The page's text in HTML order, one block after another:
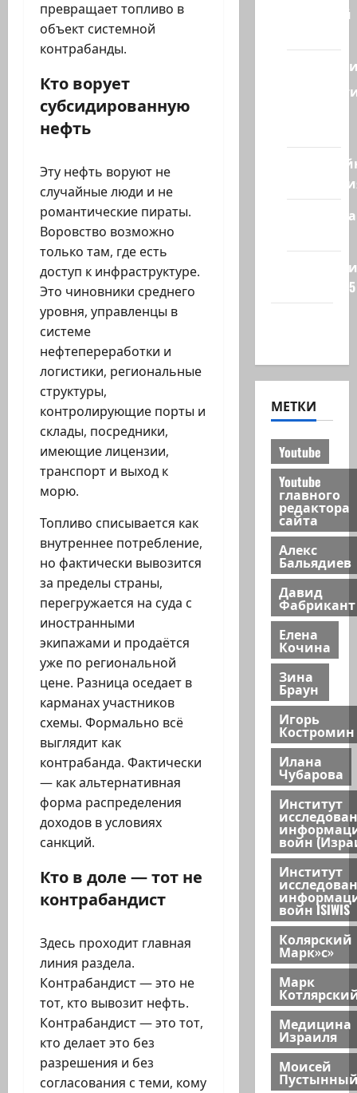
превращает топливо в
объект системной
контрабанды.
Кто ворует
субсидированную
нефть
Эту нефть воруют не
случайные люди и не
романтические пираты.
Воровство возможно
только там, где есть
доступ к инфраструктуре.
Это чиновники среднего
уровня, управленцы в
системе
нефтепереработки и
логистики, региональные
структуры,
контролирующие порты и
склады, посредники,
имеющие лицензии,
транспорт и выход к
морю.
Топливо списывается как
внутреннее потребление,
но фактически вывозится
за пределы страны,
перегружается на суда с
иностранными
экипажами и продаётся
уже по региональной
цене. Разница оседает в
карманах участников
схемы. Формально всё
выглядит как
контрабанда. Фактически
— как альтернативная
форма распределения
доходов в условиях
санкций.
Кто в доле — тот не
контрабандист
Здесь проходит главная
линия раздела.
Контрабандист — это не
тот, кто вывозит нефть.
Контрабандист — это тот,
кто делает это без
разрешения и без
согласования с теми, кому
Ближний
Полемика
сайта 2025
МЕТКИ
Youtube
Youtube
главного
редактора
сайта
Алекс
Бальядиев
Давид
Фабрикант
Елена
Кочина
Зина
Браун
Игорь
Костромин
Илана
Чубарова
Институт
войн
Институт
войн ISIWIS
Колярский
Марк»с»
Марк
Медицина
Израиля
Моисей